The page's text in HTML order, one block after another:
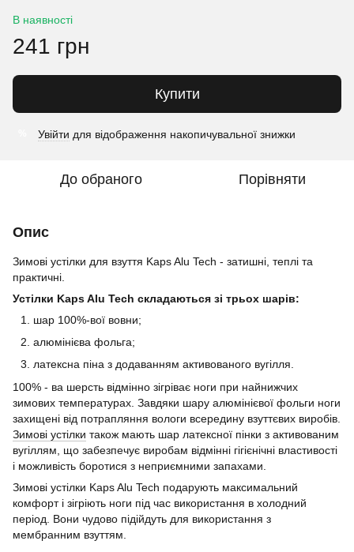
В наявності
241 грн
Купити
Увійти для відображення накопичувальної знижки
До обраного Порівняти
Опис
Зимові устілки для взуття Kaps Alu Tech - затишні, теплі та
практичні.
Устілки Kaps Alu Tech складаються зі трьох шарів:
шар 100%-вої вовни;
алюмінієва фольга;
латексна піна з додаванням активованого вугілля.
100% - ва шерсть відмінно зігріває ноги при найнижчих
зимових температурах. Завдяки шару алюмінієвої фольги ноги
захищені від потрапляння вологи всередину взуттєвих виробів.
Зимові устілки також мають шар латексної пінки з активованим
вугіллям, що забезпечує виробам відмінні гігієнічні властивості
і можливість боротися з неприємними запахами.
Зимові устілки Kaps Alu Tech подарують максимальний
комфорт і зігріють ноги під час використання в холодний
період. Вони чудово підійдуть для використання з
мембранним взуттям.